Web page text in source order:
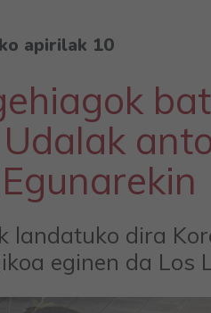
apirilak 10
landatuko dira
eginen da Los